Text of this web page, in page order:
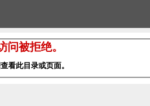
问被拒绝。
看此目录或页面。